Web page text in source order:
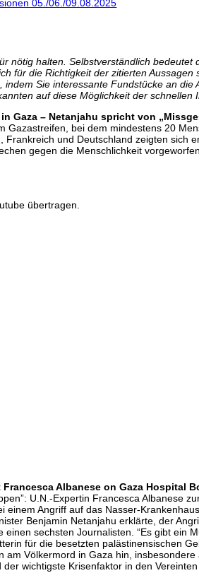
05./06./09.08.2025
nötig halten. Selbstverständlich
für die Richtigkeit der zitierten
Sie interessante Fundstücke an die
auf diese Möglichkeit der schnellen
Gaza – Netanjahu spricht von
Gazastreifen, bei dem mindestens 20
und Deutschland zeigten sich
gegen die Menschlichkeit
übertragen.
Albanese on Gaza Hospital
U.N.-Expertin Francesca Albanese
einem Angriff auf das Nasser-
Benjamin Netanjahu erklärte, der
sechsten Journalisten. “Es gibt ein
für die besetzten palästinensischen
Völkermord in Gaza hin,
wichtigste Krisenfaktor in den